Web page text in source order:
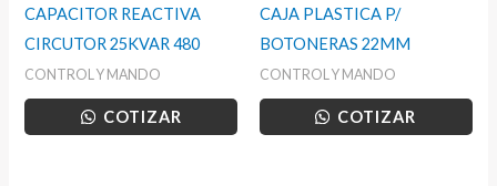
CAPACITOR REACTIVA
CIRCUTOR 25KVAR 480
CONTROL Y MANDO
COTIZAR
CAJA PLASTICA P/
BOTONERAS 22MM
CONTROL Y MANDO
COTIZAR